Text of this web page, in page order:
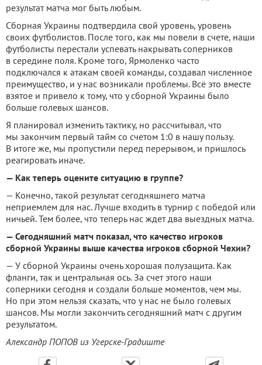
результат матча мог быть любым.
Сборная Украины подтвердила свой уровень, уровень
своих футболистов. После того, как мы повели в счете, наши
футболисты перестали успевать накрывать соперников
в середине поля. Кроме того, Ярмоленко часто
подключался к атакам своей команды, создавал численное
преимущество, и у нас возникали проблемы. Всё это вместе
взятое и привело к тому, что у сборной Украины было
больше голевых шансов.
Я планировал изменить тактику, но рассчитывал, что
мы закончим первый тайм со счетом 1:0 в нашу пользу.
В итоге же, мы пропустили перед перерывом, и пришлось
реагировать иначе.
— Как теперь оцените ситуацию в группе?
— Конечно, такой результат сегодняшнего матча
неприемлем для нас. Лучше входить в турнир с победой или
ничьей. Тем более, что теперь нас ждет два выездных матча.
— Сегодняшний матч показал, что качество игроков
сборной Украины выше качества игроков сборной Чехии?
— У сборной Украины очень хорошая полузащита. Как
фланги, так и центральная ось. За счет этого наши
соперники сегодня и создали больше моментов, чем мы.
Но при этом нельзя сказать, что у нас не было голевых
шансов. Мы могли закончить сегодняшний матч с другим
результатом.
Александр ПОПОВ из Угерске-Градиште